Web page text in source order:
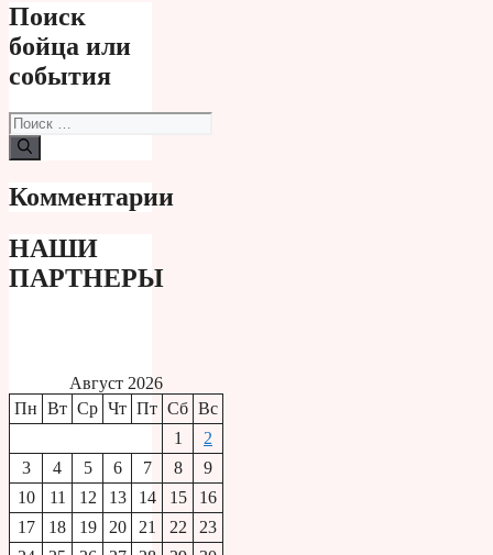
Поиск
бойца или
события
Поиск:
Комментарии
НАШИ
ПАРТНЕРЫ
Август 2026
Пн Вт Ср Чт Пт Сб Вс
1
2
3
4 5 6 7 8
9
10
11 12 13 14 15
16
17
18 19 20 21 22
23